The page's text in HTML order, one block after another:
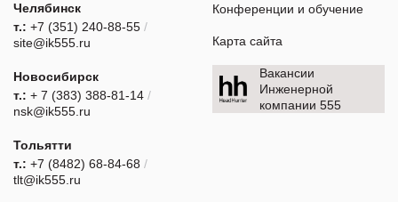
Челябинск
т.: +7 (351) 240-88-55 /
site@ik555.ru
Новосибирск
т.: + 7 (383) 388-81-14 /
nsk@ik555.ru
Тольятти
т.: +7 (8482) 68-84-68 /
tlt@ik555.ru
Конференции и обучение
Карта сайта
Вакансии
Инженерной
компании 555